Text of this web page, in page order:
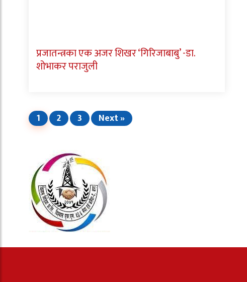
प्रजातन्त्रका एक अजर शिखर ‘गिरिजाबाबु’ -डा.
शोभाकर पराजुली
1 2 3 Next »